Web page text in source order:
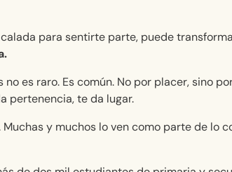
para sentirte parte, puede
es raro. Es común. No por placer, sino
pertenencia, te da lugar.
y muchos lo ven como parte de lo